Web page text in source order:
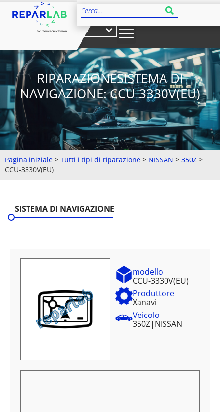
IT
RIPARAZIONESISTEMA DI
NAVIGAZIONE: CCU-3330V(EU)
Pagina iniziale > Tutti i tipi di riparazione > NISSAN > 350Z >
CCU-3330V(EU)
SISTEMA DI NAVIGAZIONE
modello
CCU-3330V(EU)
Produttore
Xanavi
Veicolo
350Z| NISSAN